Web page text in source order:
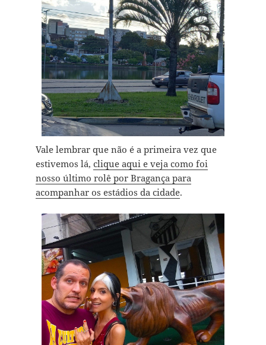
Vale lembrar que não é a primeira vez que
estivemos lá, clique aqui e veja como foi
nosso último rolê por Bragança para
acompanhar os estádios da cidade.